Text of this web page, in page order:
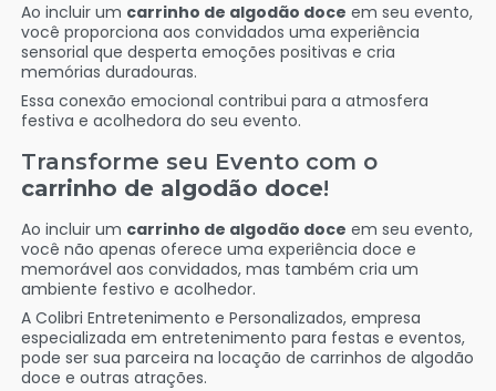
Ao incluir um carrinho de algodão doce em seu evento,
você proporciona aos convidados uma experiência
sensorial que desperta emoções positivas e cria
memórias duradouras.
Essa conexão emocional contribui para a atmosfera
festiva e acolhedora do seu evento.
Transforme seu Evento com o
carrinho de algodão doce!
Ao incluir um carrinho de algodão doce em seu evento,
você não apenas oferece uma experiência doce e
memorável aos convidados, mas também cria um
ambiente festivo e acolhedor.
A Colibri Entretenimento e Personalizados, empresa
especializada em entretenimento para festas e eventos,
pode ser sua parceira na locação de carrinhos de algodão
doce e outras atrações.